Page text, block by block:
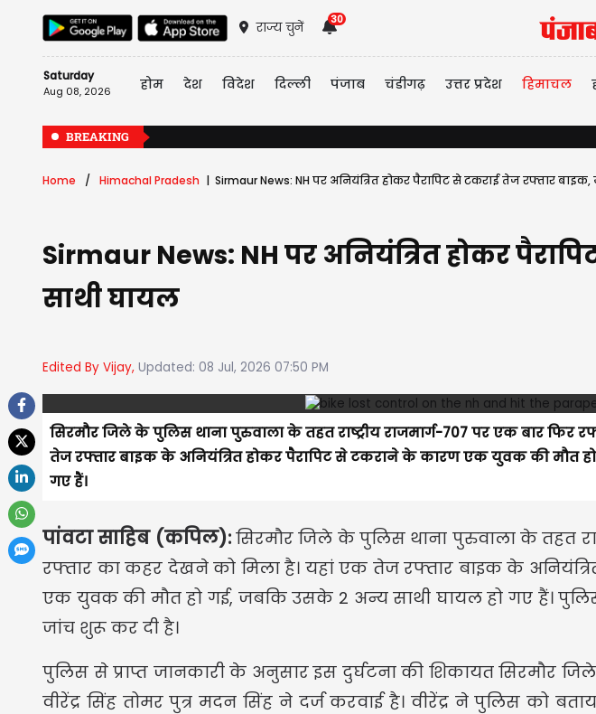
राज्य चुनें
30
Saturday
Aug 08, 2026 होम देश विदेश दिल्ली पंजाब चंडीगढ़ उत्तर प्रदेश हिमाचल
BREAKING
Home Himachal Pradesh Sirmaur News: NH पर अनियंत्रित होकर पैरापिट से टकराई तेज रफ्तार
Sirmaur News: NH पर अनियंत्रित होकर
साथी घायल
Edited By Vijay, Updated: 08 Jul, 2026 07:50 PM
सिरमौर जिले के पुलिस थाना पुरुवाला के तहत राष्ट्रीय राजमार्ग-707 पर एक बार फिर
तेज रफ्तार बाइक के अनियंत्रित होकर पैरापिट से टकराने के कारण एक युवक की मौत
गए हैं।
पांवटा साहिब (कपिल):सिरमौर जिले के पुलिस थाना पुरुवाला के तहत
रफ्तार का कहर देखने को मिला है। यहां एक तेज रफ्तार बाइक के
एक युवक की मौत हो गई, जबकि उसके 2 अन्य साथी घायल हो गए हैं।
जांच शुरू कर दी है।
पुलिस से प्राप्त जानकारी के अनुसार इस दुर्घटना की शिकायत सिरमौर
वीरेंद्र सिंह तोमर पुत्र मदन सिंह ने दर्ज करवाई है। वीरेंद्र ने पुलिस को